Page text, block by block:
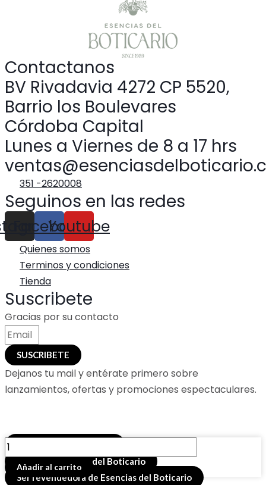
Contactanos
BV Rivadavia 4272 CP 5520,
Barrio los Boulevares
Córdoba Capital
Lunes a Viernes de 8 a 17 hrs
351 -2620008
Seguinos en las redes
Facebook
Youtube
Quienes somos
Terminos y condiciones
Tienda
Suscribete
Gracias por su contacto
SUSCRIBETE
Dejanos tu mail y entérate primero sobre
lanzamientos, ofertas y promociones espectaculares.
LOCION
AL
EXTRACTO
Añadir al carrito
Comprar esencias del Boticario
Ser revendedora de Esencias del Boticario